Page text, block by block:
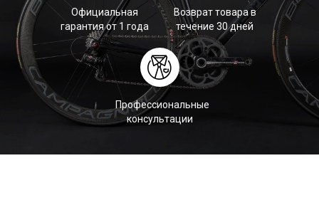
Официальная
гарантия от 1 года
Возврат товара в
течение 30 дней
Профессиональные
консультации